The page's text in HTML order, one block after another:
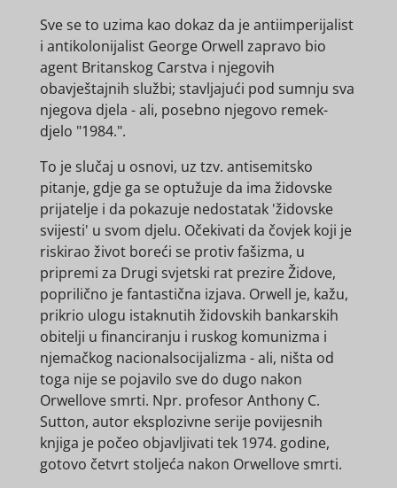
Sve se to uzima kao dokaz da je antiimperijalist
i antikolonijalist George Orwell zapravo bio
agent Britanskog Carstva i njegovih
obavještajnih službi; stavljajući pod sumnju sva
njegova djela - ali, posebno njegovo remek-
djelo "1984.".
To je slučaj u osnovi, uz tzv. antisemitsko
pitanje, gdje ga se optužuje da ima židovske
prijatelje i da pokazuje nedostatak 'židovske
svijesti' u svom djelu. Očekivati ​​da čovjek koji je
riskirao život boreći se protiv fašizma, u
pripremi za Drugi svjetski rat prezire Židove,
poprilično je fantastična izjava. Orwell je, kažu,
prikrio ulogu istaknutih židovskih bankarskih
obitelji u financiranju i ruskog komunizma i
njemačkog nacionalsocijalizma - ali, ništa od
toga nije se pojavilo sve do dugo nakon
Orwellove smrti. Npr. profesor Anthony C.
Sutton, autor eksplozivne serije povijesnih
knjiga je počeo objavljivati ​​tek 1974. godine,
gotovo četvrt stoljeća nakon Orwellove smrti.